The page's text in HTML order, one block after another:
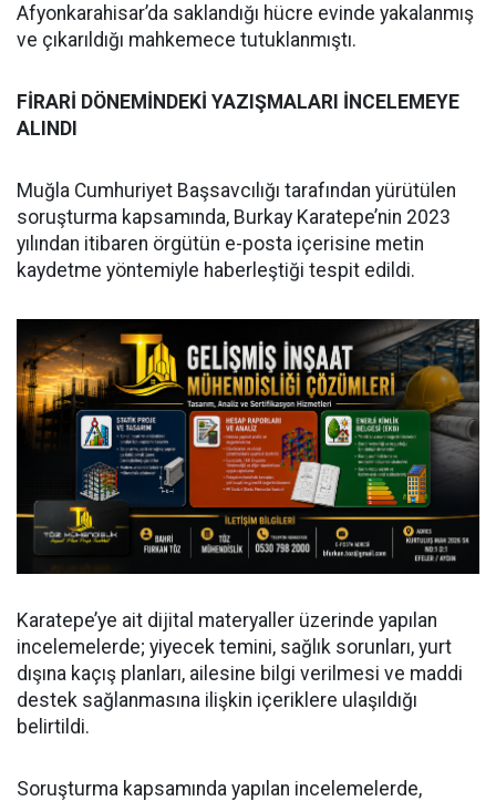
Afyonkarahisar’da saklandığı hücre evinde yakalanmış
ve çıkarıldığı mahkemece tutuklanmıştı.
FİRARİ DÖNEMİNDEKİ YAZIŞMALARI İNCELEMEYE
ALINDI
Muğla Cumhuriyet Başsavcılığı tarafından yürütülen
soruşturma kapsamında, Burkay Karatepe’nin 2023
yılından itibaren örgütün e-posta içerisine metin
kaydetme yöntemiyle haberleştiği tespit edildi.
Karatepe’ye ait dijital materyaller üzerinde yapılan
incelemelerde; yiyecek temini, sağlık sorunları, yurt
dışına kaçış planları, ailesine bilgi verilmesi ve maddi
destek sağlanmasına ilişkin içeriklere ulaşıldığı
belirtildi.
Soruşturma kapsamında yapılan incelemelerde,